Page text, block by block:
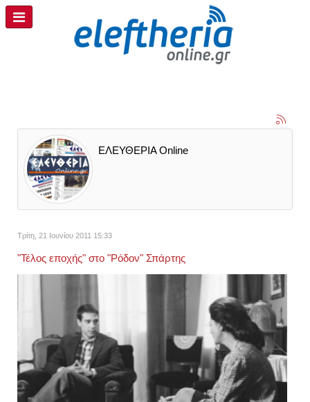
ΕΛΕΥΘΕΡΙΑ Online
Τρίτη, 21 Ιουνίου 2011 15:33
"Τέλος εποχής" στο "Ρόδον" Σπάρτης